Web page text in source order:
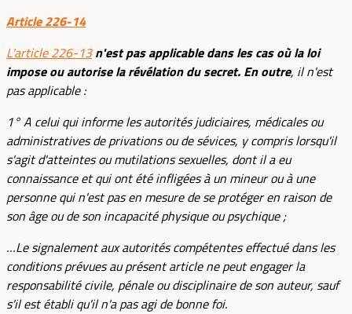
Article 226-14
L'article 226-13 n'est pas applicable dans les cas où la loi
impose ou autorise la révélation du secret. En outre, il n'est
pas applicable :
1° A celui qui informe les autorités judiciaires, médicales ou
administratives de privations ou de sévices, y compris lorsqu'il
s'agit d'atteintes ou mutilations sexuelles, dont il a eu
connaissance et qui ont été infligées à un mineur ou à une
personne qui n'est pas en mesure de se protéger en raison de
son âge ou de son incapacité physique ou psychique ;
…Le signalement aux autorités compétentes effectué dans les
conditions prévues au présent article ne peut engager la
responsabilité civile, pénale ou disciplinaire de son auteur, sauf
s'il est établi qu'il n'a pas agi de bonne foi.